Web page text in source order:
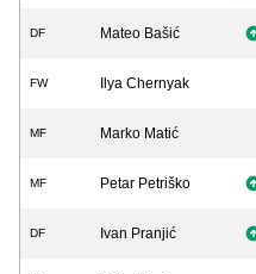
DF Mateo Bašić
FW Ilya Chernyak
MF Marko Matić
MF Petar Petriško
DF Ivan Pranjić